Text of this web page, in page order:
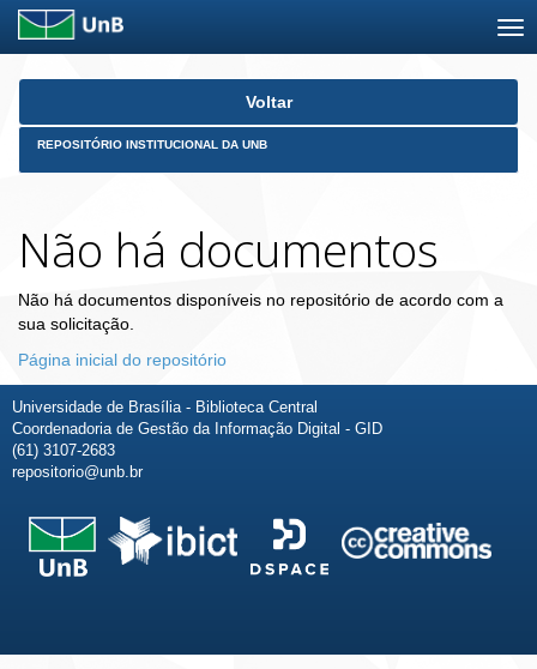
Skip
Voltar
REPOSITÓRIO INSTITUCIONAL DA UNB
Não há documentos
Não há documentos disponíveis no repositório de acordo com a
sua solicitação.
Página inicial do repositório
Universidade de Brasília - Biblioteca Central
Coordenadoria de Gestão da Informação Digital - GID
(61) 3107-2683
repositorio@unb.br